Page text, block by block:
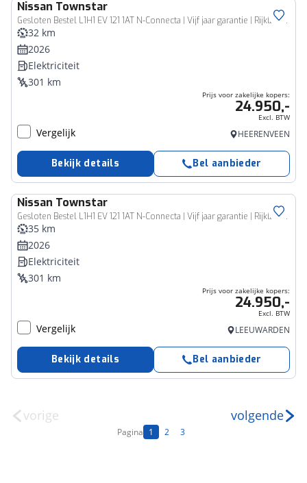
Nissan Townstar
Gesloten Bestel L1H1 EV 121 1AT N-Connecta | Vijf jaar garantie | Rijklaarprijs |
Bedrijfswagen
32 km
2026
Elektriciteit
301 km
Prijs voor zakelijke kopers:
24.950,-
Excl. BTW
Vergelijk HEERENVEEN
Bekijk details Bel aanbieder
Nissan Townstar
Gesloten Bestel L1H1 EV 121 1AT N-Connecta | Vijf jaar garantie | Rijklaarprijs |
Bedrijfswagen
35 km
2026
Elektriciteit
301 km
Prijs voor zakelijke kopers:
24.950,-
Excl. BTW
Vergelijk LEEUWARDEN
Bekijk details Bel aanbieder
vorige
Pagina 1 2 3
volgende